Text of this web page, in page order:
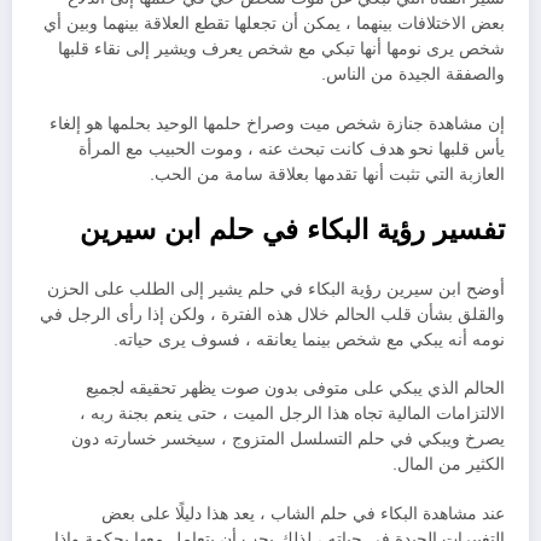
بعض الاختلافات بينهما ، يمكن أن تجعلها تقطع العلاقة بينهما وبين أي
شخص يرى نومها أنها تبكي مع شخص يعرف ويشير إلى نقاء قلبها
والصفقة الجيدة من الناس.
إن مشاهدة جنازة شخص ميت وصراخ حلمها الوحيد بحلمها هو إلغاء
يأس قلبها نحو هدف كانت تبحث عنه ، وموت الحبيب مع المرأة
العازبة التي تثبت أنها تقدمها بعلاقة سامة من الحب.
تفسير رؤية البكاء في حلم ابن سيرين
أوضح ابن سيرين رؤية البكاء في حلم يشير إلى الطلب على الحزن
والقلق بشأن قلب الحالم خلال هذه الفترة ، ولكن إذا رأى الرجل في
نومه أنه يبكي مع شخص بينما يعانقه ، فسوف يرى حياته.
الحالم الذي يبكي على متوفى بدون صوت يظهر تحقيقه لجميع
الالتزامات المالية تجاه هذا الرجل الميت ، حتى ينعم بجنة ربه ،
يصرخ ويبكي في حلم التسلسل المتزوج ، سيخسر خسارته دون
الكثير من المال.
عند مشاهدة البكاء في حلم الشاب ، يعد هذا دليلًا على بعض